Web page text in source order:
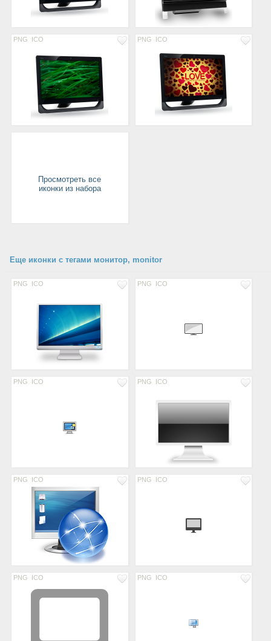
PNG ICO PNG ICO
Просмотреть все
иконки из набора
Еще иконки с тегами монитор, monitor
PNG ICO PNG ICO
PNG ICO PNG ICO
PNG ICO PNG ICO
PNG ICO PNG ICO